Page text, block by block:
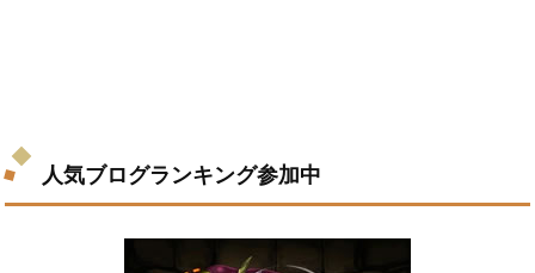
人気ブログランキング参加中